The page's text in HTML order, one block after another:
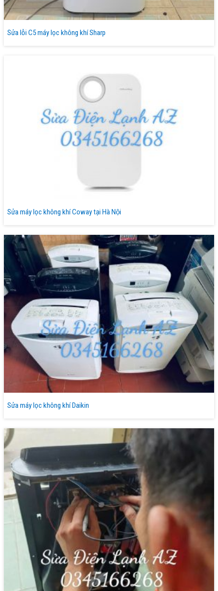
Sửa lỗi C5 máy lọc không khí Sharp
Sửa máy lọc không khí Coway tại Hà Nội
Sửa máy lọc không khí Daikin